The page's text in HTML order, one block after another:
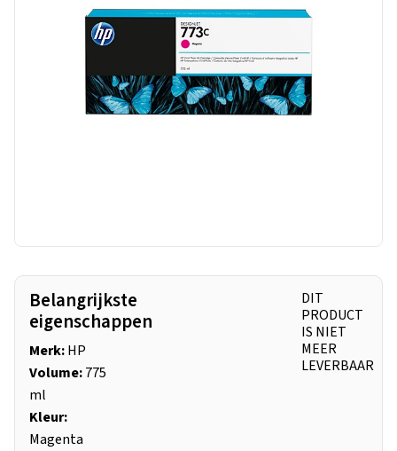
Belangrijkste
eigenschappen
Merk:HP
Volume:775
ml
Kleur:
Magenta
DIT
PRODUCT
IS NIET
MEER
LEVERBAAR